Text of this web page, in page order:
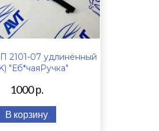
2101-07 удлинённый
"Еб*чаяРучка"
1000 р.
В корзину